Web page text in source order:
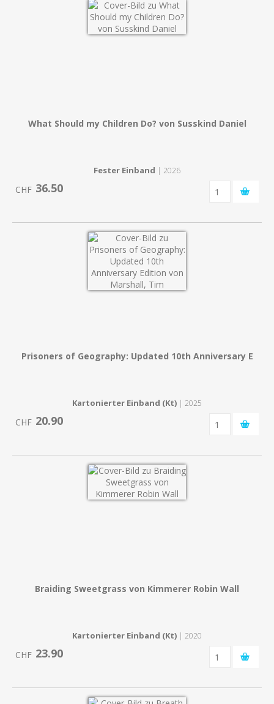
What Should my Children Do? von Susskind Daniel
Fester Einband | 2026
CHF 36.50
Prisoners of Geography: Updated 10th Anniversary E
Kartonierter Einband (Kt) | 2025
CHF 20.90
Braiding Sweetgrass von Kimmerer Robin Wall
Kartonierter Einband (Kt) | 2020
CHF 23.90